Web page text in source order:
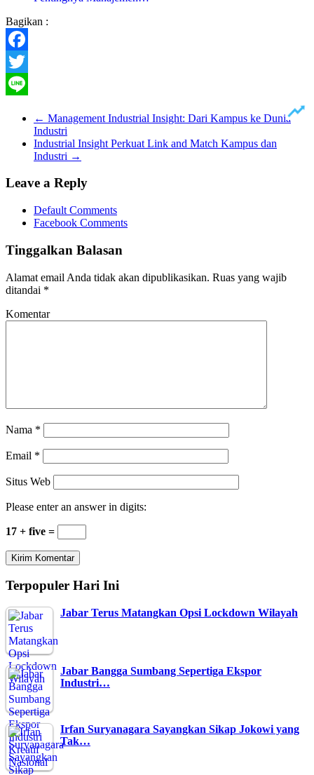
Bagikan :
Facebook
Twitter
← Management Industrial Insight: Dari Kampus ke Dunia
Industri
Industrial Insight Perkuat Link and Match Kampus dan
Industri →
Leave a Reply
Default Comments
Facebook Comments
Tinggalkan Balasan
Alamat email Anda tidak akan dipublikasikan. Ruas yang wajib
ditandai *
Komentar
Nama *
Email *
Situs Web
Please enter an answer in digits:
17 + five =
Terpopuler Hari Ini
Jabar Terus Matangkan Opsi Lockdown Wilayah
Jabar Bangga Sumbang Sepertiga Ekspor
Industri…
Irfan Suryanagara Sayangkan Sikap Jokowi yang
Tak…